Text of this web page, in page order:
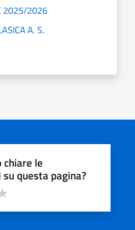
2025/2026
A. S.
chiare le
questa pagina?
la pagina